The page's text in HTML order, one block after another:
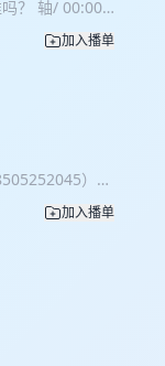
肌、南方梅雨
怕了 👶 有小
接一键入夏
」，找客服
NEWS
我们继续讲下
水煮蛋、新
？ 轴/ 00:00
对杀人犯
David
、猫
加入播单
）
名利 她在坟
10:01 性犯罪
加入播单